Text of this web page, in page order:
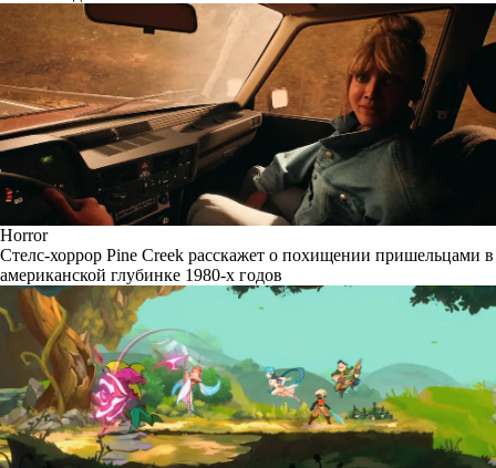
Horror
Стелс-хоррор Pine Creek расскажет о похищении пришельцами в
американской глубинке 1980-х годов